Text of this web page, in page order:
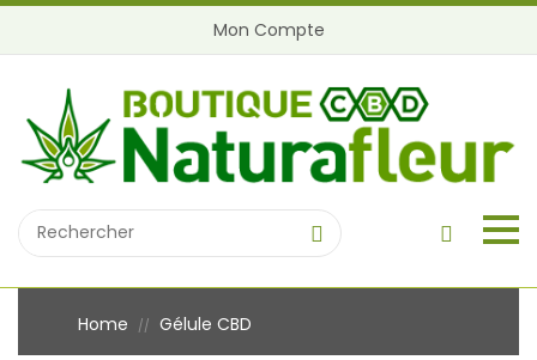
Mon Compte
Home // Gélule CBD